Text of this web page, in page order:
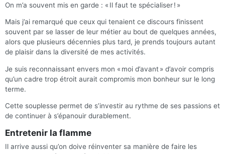
On m’a souvent mis en garde : « Il faut te spécialiser ! »
Mais j’ai remarqué que ceux qui tenaient ce discours finissent
souvent par se lasser de leur métier au bout de quelques années,
alors que plusieurs décennies plus tard, je prends toujours autant
de plaisir dans la diversité de mes activités.
Je suis reconnaissant envers mon « moi d’avant » d’avoir compris
qu’un cadre trop étroit aurait compromis mon bonheur sur le long
terme.
Cette souplesse permet de s’investir au rythme de ses passions et
de continuer à s’épanouir durablement.
Entretenir la flamme
Il arrive aussi qu’on doive réinventer sa manière de faire les